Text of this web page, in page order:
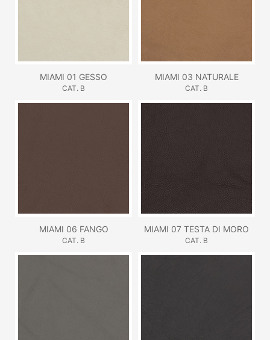
MIAMI 01 GESSO
CAT. B
MIAMI 03 NATURALE
CAT. B
MIAMI 06 FANGO
CAT. B
MIAMI 07 TESTA DI MORO
CAT. B